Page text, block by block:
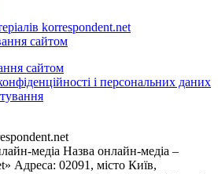
korrespondent.net
сайтом
сайтом
і персональних даних
медіа Назва онлайн-медіа –
Адреса: 02091, місто Київ,